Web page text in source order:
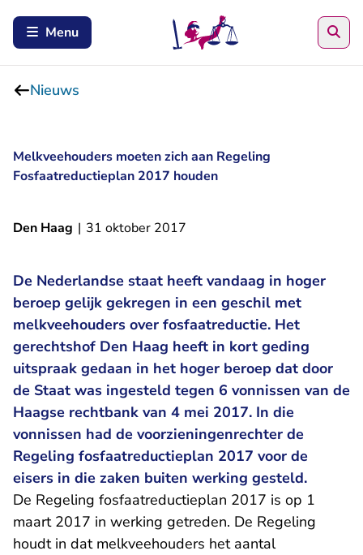
Menu
Nieuws
Melkveehouders moeten zich aan Regeling
Fosfaatreductieplan 2017 houden
Den Haag | 31 oktober 2017
De Nederlandse staat heeft vandaag in hoger
beroep gelijk gekregen in een geschil met
melkveehouders over fosfaatreductie. Het
gerechtshof Den Haag heeft in kort geding
uitspraak gedaan in het hoger beroep dat door
de Staat was ingesteld tegen 6 vonnissen van de
Haagse rechtbank van 4 mei 2017. In die
vonnissen had de voorzieningenrechter de
Regeling fosfaatreductieplan 2017 voor de
eisers in die zaken buiten werking gesteld.
De Regeling fosfaatreductieplan 2017 is op 1
maart 2017 in werking getreden. De Regeling
houdt in dat melkveehouders het aantal